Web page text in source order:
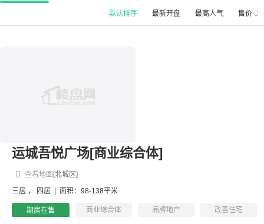
默认排序 最新开盘 最高人气 售价
运城吾悦广场[商业综合体]
[北城区]
查看地图
三居 ， 四居 面积：98-138平米
期房在售 商业综合体 品牌地产 改善住宅